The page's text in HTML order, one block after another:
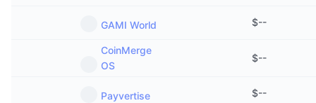
GAMI World $--
CoinMerge
OS
$--
Payvertise $--